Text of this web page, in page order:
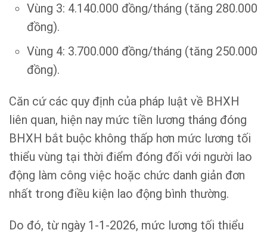
Vùng 3: 4.140.000 đồng/tháng (tăng 280.000
đồng).
Vùng 4: 3.700.000 đồng/tháng (tăng 250.000
đồng).
Căn cứ các quy định của pháp luật về BHXH
liên quan, hiện nay mức tiền lương tháng đóng
BHXH bắt buộc không thấp hơn mức lương tối
thiểu vùng tại thời điểm đóng đối với người lao
động làm công việc hoặc chức danh giản đơn
nhất trong điều kiện lao động bình thường.
Do đó, từ ngày 1-1-2026, mức lương tối thiểu